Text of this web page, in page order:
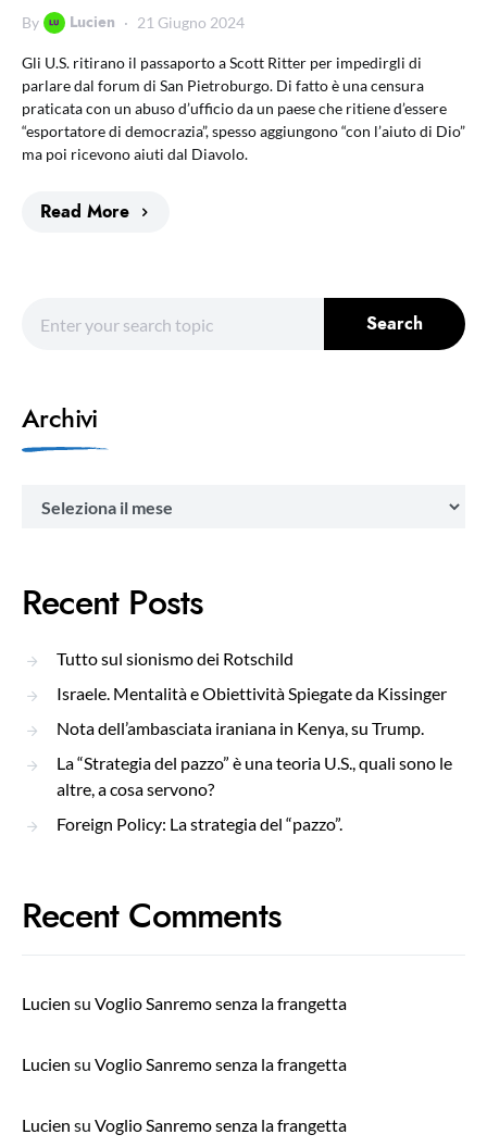
By Lucien 21 Giugno 2024
Gli U.S. ritirano il passaporto a Scott Ritter per impedirgli di
parlare dal forum di San Pietroburgo. Di fatto è una censura
praticata con un abuso d’ufficio da un paese che ritiene d’essere
“esportatore di democrazia”, spesso aggiungono “con l’aiuto di Dio”
ma poi ricevono aiuti dal Diavolo.
Read More
Search
Archivi
Recent Posts
Tutto sul sionismo dei Rotschild
Israele. Mentalità e Obiettività Spiegate da Kissinger
Nota dell’ambasciata iraniana in Kenya, su Trump.
La “Strategia del pazzo” è una teoria U.S., quali sono le
altre, a cosa servono?
Foreign Policy: La strategia del “pazzo”.
Recent Comments
Lucien su Voglio Sanremo senza la frangetta
Lucien su Voglio Sanremo senza la frangetta
Lucien su Voglio Sanremo senza la frangetta